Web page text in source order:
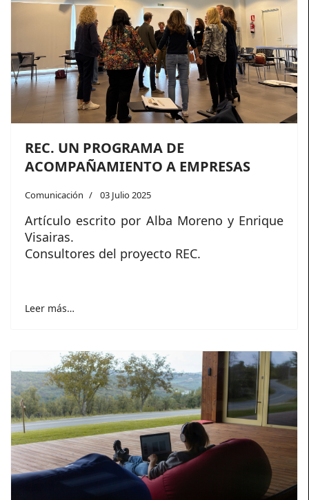
REC. UN PROGRAMA DE
ACOMPAÑAMIENTO A EMPRESAS
Comunicación 03 Julio 2025
Artículo escrito por Alba Moreno y Enrique
Visairas.
Consultores del proyecto REC.
Leer más…